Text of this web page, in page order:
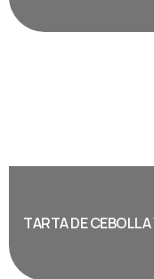
TARTA DE CEBOLLA